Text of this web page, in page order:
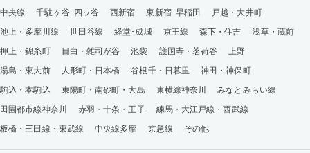
中央線
千駄ヶ谷･四ッ谷 西新宿 東新宿･早稲田
戸越・大井町
池上・多摩川線
世田谷線 経堂･成城 京王線 森下・住吉
浅草・蔵前
押上・錦糸町
目白・雑司が谷 池袋 護国寺・茗荷谷
上野
湯島・東大前
人形町・日本橋 谷根千・日暮里
神田・神保町
駒込・本駒込
東陽町・南砂町・大島 東横線神奈川
みなとみらい線
田園都市線神奈川
赤羽・十条・王子
練馬・大江戸線・西武線
板橋・三田線・東武線
中央線多摩 京急線 その他